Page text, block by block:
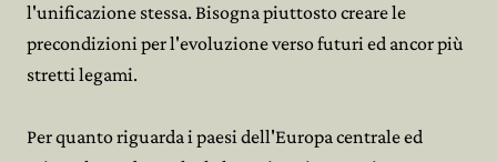
l'unificazione stessa. Bisogna piuttosto creare le
precondizioni per l'evoluzione verso futuri ed ancor più
stretti legami.
Per quanto riguarda i paesi dell'Europa centrale ed